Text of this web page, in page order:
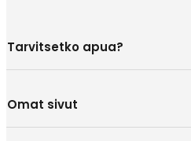
Tarvitsetko apua?
Omat sivut